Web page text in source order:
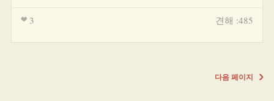
3 견해 :485
다음 페이지